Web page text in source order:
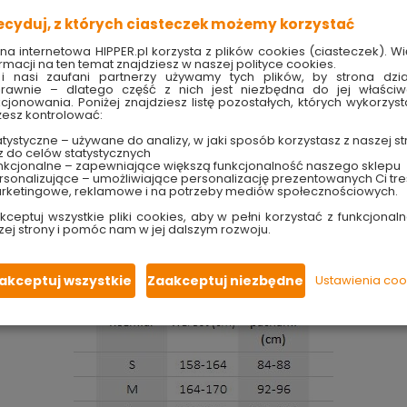
dla wszystkich mężczyzn ceniących komfort oraz wygodę.
gwarantujewytrzymałość i odporność na wycieranie
się do kształtu ciała użytkownika. Dzięki klasycznemu
normę EN ISO 13688 oraz jest w pierwszej grupie
podstawowy poziom ochrony przed działaniem
otarciami, zabrudzeniami, działaniem łagodnych
ogólne wymagania, dotyczące wykonania, z zakresu
oraz informacji, które powinien dostarczać
z innymi normami określającymi wymagania dla
z których ciasteczek możemy korzystać
internetowa HIPPER.pl korzysta z plików cookies (ciasteczek).
na ten temat znajdziesz w naszej polityce cookies.
nasi zaufani partnerzy używamy tych plików, by strona
– dlatego część z nich jest niezbędna do jej
Poniżej znajdziesz listę pozostałych, których
kontrolować:
– używane do analizy, w jaki sposób korzystasz z naszej
do celów statystycznych
– zapewniające większą funkcjonalność naszego sklepu
– umożliwiające personalizację prezentowanych Ci
reklamowe i na potrzeby mediów społecznościowych.
wszystkie pliki cookies, aby w pełni korzystać z
strony i pomóc nam w jej dalszym rozwoju.
wszystkie Zaakceptuj niezbędne Ustawienia